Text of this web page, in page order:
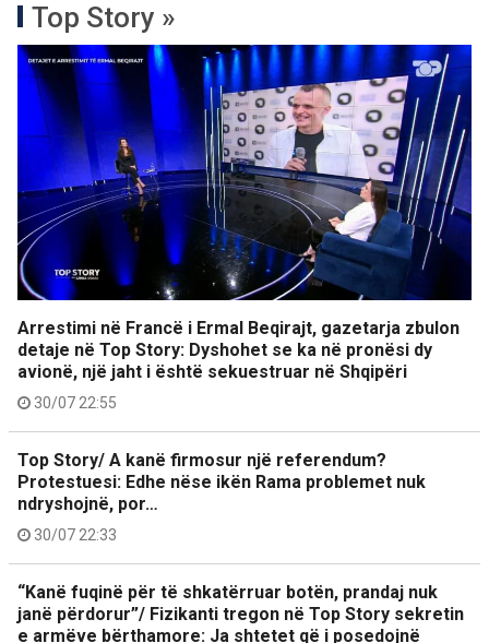
Top Story »
Arrestimi në Francë i Ermal Beqirajt, gazetarja zbulon
detaje në Top Story: Dyshohet se ka në pronësi dy
avionë, një jaht i është sekuestruar në Shqipëri
30/07 22:55
Top Story/ A kanë firmosur një referendum?
Protestuesi: Edhe nëse ikën Rama problemet nuk
ndryshojnë, por…
30/07 22:33
“Kanë fuqinë për të shkatërruar botën, prandaj nuk
janë përdorur”/ Fizikanti tregon në Top Story sekretin
e armëve bërthamore: Ja shtetet që i posedojnë